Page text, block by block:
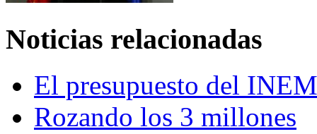
Noticias relacionadas
El presupuesto del
Rozando los 3 millones